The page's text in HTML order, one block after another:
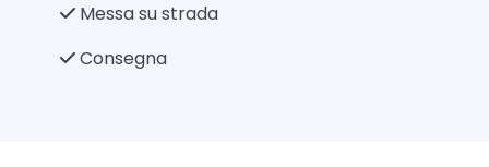
Messa su strada
Consegna